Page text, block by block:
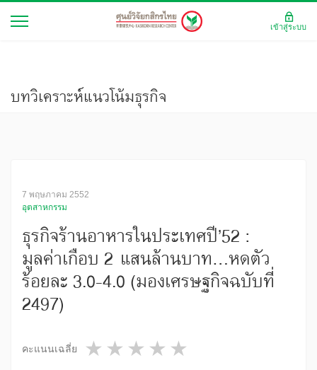
บทวิเคราะห์แนวโน้มธุรกิจ
7 พฤษภาคม 2552
อุตสาหกรรม
ธุรกิจร้านอาหารในประเทศปี’52 :
มูลค่าเกือบ 2 แสนล้านบาท...หดตัว
ร้อยละ 3.0-4.0 (มองเศรษฐกิจฉบับที่
2497)
คะแนนเฉลี่ย 4 stars
3 stars
2 stars
1 star
เข้าสู่ระบบ